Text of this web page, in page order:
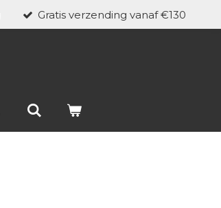
Gratis verzending vanaf €130